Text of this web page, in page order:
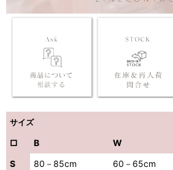
サイズ
□ B W
S
80－85cm 60－65cm